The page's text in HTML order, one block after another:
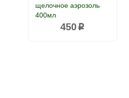
щелочное аэрозоль
400мл
450 p